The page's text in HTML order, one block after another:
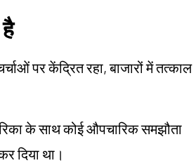
पर केंद्रित रहा, बाजारों में तत्काल
के साथ कोई औपचारिक समझौता
दिया था।